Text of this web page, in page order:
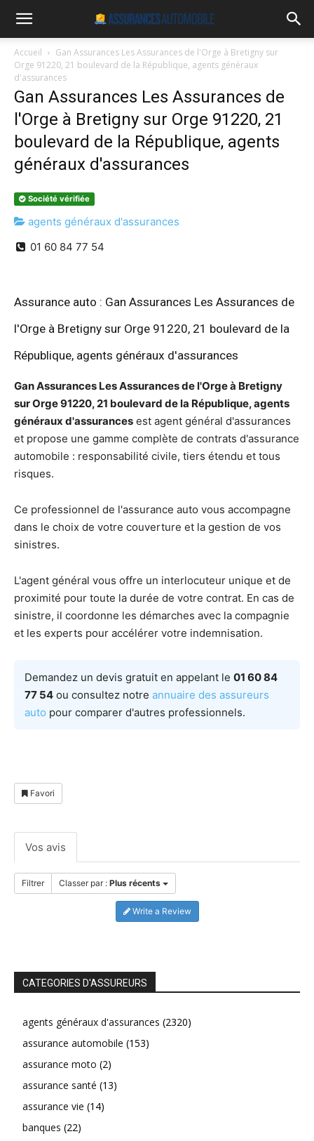
Accueil
Gan Assurances Les Assurances de l'Orge à Bretigny sur
Orge 91220, 21 boulevard de la République, agents généraux
d'assurances
Gan Assurances Les Assurances de
l'Orge à Bretigny sur Orge 91220, 21
boulevard de la République, agents
généraux d'assurances
Société vérifiée
agents généraux d'assurances
01 60 84 77 54
Assurance auto : Gan Assurances Les Assurances de
l'Orge à Bretigny sur Orge 91220, 21 boulevard de la
République, agents généraux d'assurances
Gan Assurances Les Assurances de l'Orge à Bretigny
sur Orge 91220, 21 boulevard de la République, agents
généraux d'assurances est agent général d'assurances
et propose une gamme complète de contrats d'assurance
automobile : responsabilité civile, tiers étendu et tous
risques.
Ce professionnel de l'assurance auto vous accompagne
dans le choix de votre couverture et la gestion de vos
sinistres.
L'agent général vous offre un interlocuteur unique et de
proximité pour toute la durée de votre contrat. En cas de
sinistre, il coordonne les démarches avec la compagnie
et les experts pour accélérer votre indemnisation.
Demandez un devis gratuit en appelant le 01 60 84
77 54 ou consultez notre annuaire des assureurs
auto pour comparer d'autres professionnels.
Favori
Vos avis
Filtrer Classer par : Plus récents
Write a Review
CATEGORIES D'ASSUREURS
agents généraux d'assurances (2320)
assurance automobile (153)
assurance moto (2)
assurance santé (13)
assurance vie (14)
banques (22)